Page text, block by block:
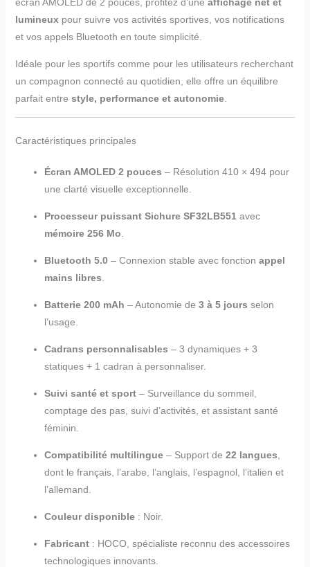
lumineux pour suivre vos activités sportives, vos notifications
et vos appels Bluetooth en toute simplicité.
Idéale pour les sportifs comme pour les utilisateurs recherchant
un compagnon connecté au quotidien, elle offre un équilibre
parfait entre style, performance et autonomie.
Caractéristiques principales
Écran AMOLED 2 pouces – Résolution 410 × 494 pour
une clarté visuelle exceptionnelle.
Processeur puissant Sichure SF32LB551 avec
mémoire 256 Mo
Bluetooth 5.0– Connexion stable avec fonction appel
mains libres
Batterie 200 mAh – Autonomie de 3 à 5 jours selon
l’usage.
Cadrans personnalisables – 3 dynamiques + 3
statiques + 1 cadran à personnaliser.
Suivi santé et sport– Surveillance du sommeil,
comptage des pas, suivi d’activités, et assistant santé
féminin.
Compatibilité multilingue– Support de 22 langues
dont le français, l’arabe, l’anglais, l’espagnol, l’italien et
l’allemand.
Couleur disponible: Noir.
Fabricant: HOCO, spécialiste reconnu des accessoires
technologiques innovants.